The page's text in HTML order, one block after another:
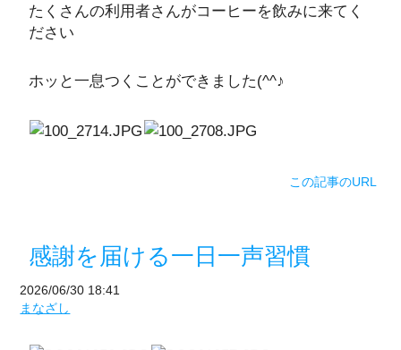
たくさんの利用者さんがコーヒーを飲みに来てく
ださい
ホッと一息つくことができました(^^♪
この記事のURL
感謝を届ける一日一声習慣
2026/06/30 18:41
まなざし